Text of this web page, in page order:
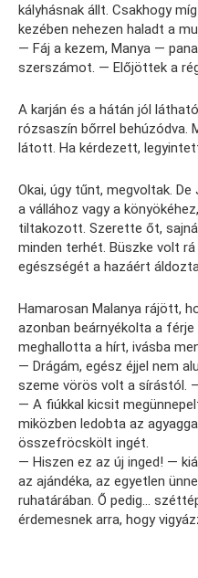
kályhásnak állt. Csakhogy
kezében nehezen haladt a
— Fáj a kezem, Manya —
szerszámot. — Előjöttek a
A karján és a hátán jól
rózsaszín bőrrel behúzódva.
látott. Ha kérdezett,
Okai, úgy tűnt, megvoltak.
a vállához vagy a
tiltakozott. Szerette őt,
minden terhét. Büszke volt
egészségét a hazáért
Hamarosan Malanya rájött,
azonban beárnyékolta a
meghallotta a hírt, ivásba
— Drágám, egész éjjel nem
szeme vörös volt a sírástól.
— A fiúkkal kicsit
miközben ledobta az
összefröcskölt ingét.
— Hiszen ez az új inged! —
az ajándéka, az egyetlen
ruhatárában. Ő pedig…
érdemesnek arra, hogy